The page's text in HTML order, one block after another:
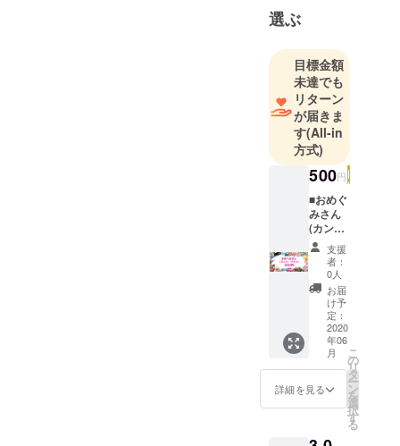
選ぶ
目標金額
未達でも
リターン
が届きま
す(All-in
方式)
500円
■おめぐ
みさん
(カン
パ・プ
ラン)
■500円
とりあ
えずカ
ンパだ
けでも
してや
るよ！
なんて
優しい
方向け
へのカ
プラン
支援
者：
0人
お届
け予
定：
2020
年06
月
詳細を見る
こ
の
リ
タ
ー
ン
を
選
択
す
る